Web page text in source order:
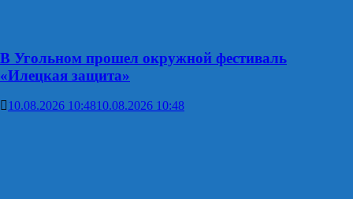
В Угольном прошел окружной фестиваль
«Илецкая защита»
10.08.2026 10:4810.08.2026 10:48